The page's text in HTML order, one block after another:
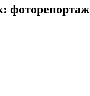
фоторепортаж